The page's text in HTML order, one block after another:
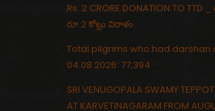
Rs. 2 CRORE DONATION TO TTD
రూ.2 కోట్లు విరాళం
Total pilgrims who had darshan
04.08.2026: 77,394
SRI VENUGOPALA SWAMY
AT KARVETINAGARAM FROM